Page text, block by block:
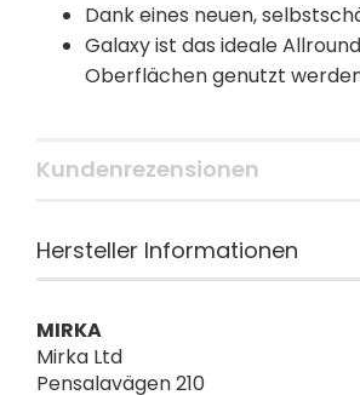
Dank eines neuen,
Galaxy ist das ideale
Oberflächen genutzt
Kundenrezensionen
Hersteller Informationen
MIRKA
Mirka Ltd
Pensalavägen 210